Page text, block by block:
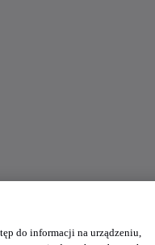
do informacji na urządzeniu,